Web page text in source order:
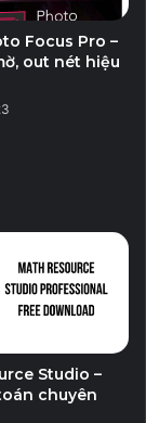
Focus Pro –
out nét hiệu
Studio –
chuyên